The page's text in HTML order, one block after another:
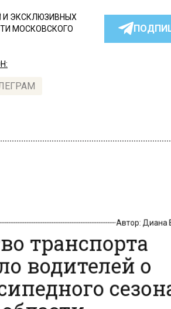
И ЭКСКЛЮЗИВНЫХ
МОСКОВСКОГО
транспорта
водителей о